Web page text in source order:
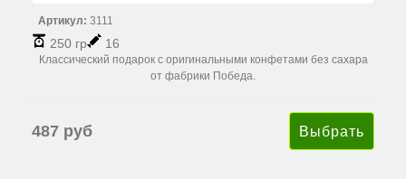
Артикул: 3111
250 гр 16
Классический подарок с оригинальными конфетами без сахара
от фабрики Победа.
487 руб